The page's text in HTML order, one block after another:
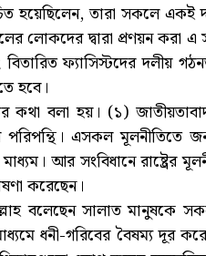
হয়েছিলেন, তারা সকলে
লোকদের দ্বারা প্রণয়ন
ফ্যাসিস্টদের দলীয়
হবে।
কথা বলা হয়। (১)
এসকল মূলনীতিতে
আর সংবিধানে
করেছেন।
বলেছেন সালাত
ধনী-গরিবের বৈষম্য দূর